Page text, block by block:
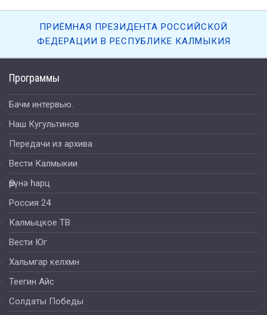
Программы
Бачм интервью.
Наш Кугультинов
Передачи из архива
Вести Калмыкии
Өрүнә һарц
Россия 24
Калмыцкое ТВ
Вести Юг
Хальмгар келхмн
Теегин Айс
Солдаты Победы
ПРИЁМНАЯ ПРЕЗИДЕНТА РОССИЙСКОЙ
ФЕДЕРАЦИИ В РЕСПУБЛИКЕ КАЛМЫКИЯ